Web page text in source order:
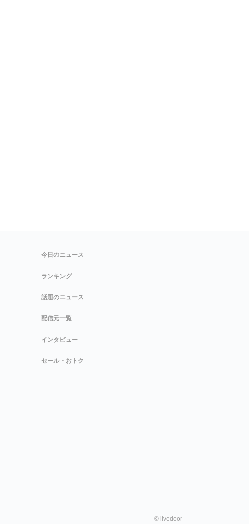
今日のニュース
ランキング
話題のニュース
配信元一覧
インタビュー
セール・おトク
© livedoor